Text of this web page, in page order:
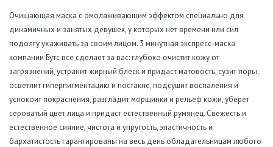
Очищающая маска с омолаживающим эффектом специально для
динамичных и занятых девушек, у которых нет времени или сил
подолгу ухаживать за своим лицом. 3 минутная экспресс-маска
компании Бутс все сделает за вас: глубоко очистит кожу от
загрязнений, устранит жирный блеск и придаст матовость, сузит поры,
осветлит гиперпигментацию и постакне, подсушит воспаления и
успокоит покраснения, разгладит морщинки и рельеф кожи, уберет
сероватый цвет лица и придаст естественный румянец. Свежесть и
естественное сияние, чистота и упругость, эластичность и
бархатистость гарантированы на весь день обладательницам любого